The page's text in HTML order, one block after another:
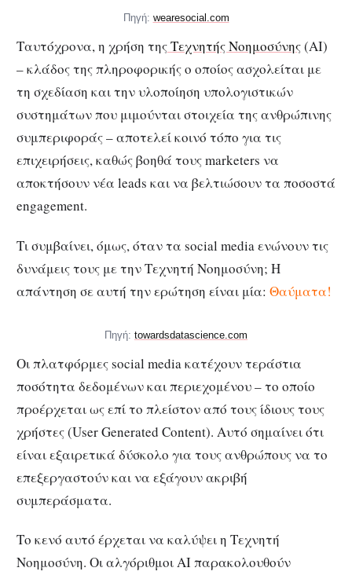
Πηγή: wearesocial.com
Ταυτόχρονα, η χρήση τηςΤεχνητής Νοημοσύνης(AI)
– κλάδος της πληροφορικής ο οποίος ασχολείται με
τη σχεδίαση και την υλοποίηση υπολογιστικών
συστημάτων που μιμούνται στοιχεία της ανθρώπινης
συμπεριφοράς – αποτελεί κοινό τόπο για τις
επιχειρήσεις, καθώς βοηθά τους marketers να
αποκτήσουν νέα leads και να βελτιώσουν τα ποσοστά
engagement.
Τι συμβαίνει, όμως, όταν τα social media ενώνουν τις
δυνάμεις τους με την Τεχνητή Νοημοσύνη; Η
απάντηση σε αυτή την ερώτηση είναι μία: Θαύματα!
Πηγή: towardsdatascience.com
Οι πλατφόρμες social media κατέχουν τεράστια
ποσότητα δεδομένων και περιεχομένου – το οποίο
προέρχεται ως επί το πλείστον από τους ίδιους τους
χρήστες (User Generated Content). Αυτό σημαίνει ότι
είναι εξαιρετικά δύσκολο για τους ανθρώπους να το
επεξεργαστούν και να εξάγουν ακριβή
συμπεράσματα.
Το κενό αυτό έρχεται να καλύψει η Τεχνητή
Νοημοσύνη. Οι αλγόριθμοι AI παρακολουθούν